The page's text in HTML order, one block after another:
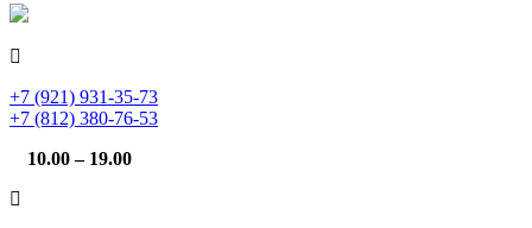
+7 (921) 931-35-73
+7 (812) 380-76-53
10.00 – 19.00